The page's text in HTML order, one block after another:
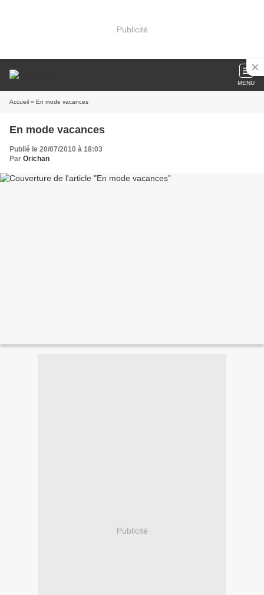
Publicité
MENU
Accueil » En mode vacances
En mode vacances
Publié le 20/07/2010 à 18:03
Par Orichan
Publicité